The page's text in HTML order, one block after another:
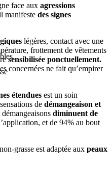
face aux agressions
manifeste des signes
légères, contact avec une
frottement de vêtements
sensibilisée ponctuellement.
concernées ne fait qu’empirer
étendues est un soin
de démangeaison et
diminuent de
et de 94% au bout
grasse est adaptée aux peaux